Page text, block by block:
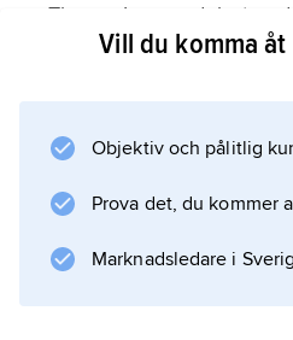
Thøger Larsen
Vilde Roser
Slægternes Træ
”Danmark, nu blunder
längre vistelse i Italien
Søndengalm
Vill du komma
Objektiv och pålitlig
Prova det, du kommer
Marknadsledare i